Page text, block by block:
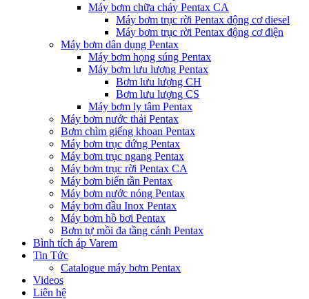
Máy bơm chữa cháy Pentax CA
Máy bơm trục rời Pentax động cơ diesel
Máy bơm trục rời Pentax động cơ điện
Máy bơm dân dụng Pentax
Máy bơm họng súng Pentax
Máy bơm lưu lượng Pentax
Bơm lưu lượng CH
Bơm lưu lượng CS
Máy bơm ly tâm Pentax
Máy bơm nước thải Pentax
Bơm chìm giếng khoan Pentax
Máy bơm trục đứng Pentax
Máy bơm trục ngang Pentax
Máy bơm trục rời Pentax CA
Máy bơm biến tần Pentax
Máy bơm nước nóng Pentax
Máy bơm đầu Inox Pentax
Máy bơm hồ bơi Pentax
Bơm tự mồi đa tầng cánh Pentax
Bình tích áp Varem
Tin Tức
Catalogue máy bơm Pentax
Videos
Liên hệ